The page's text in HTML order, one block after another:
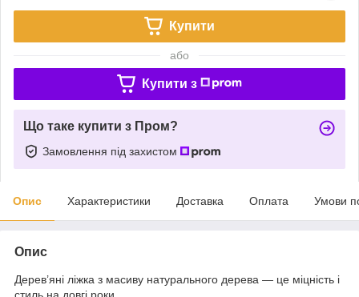
Купити
або
Купити з
Що таке купити з Пром?
Замовлення під захистом
Опис Характеристики Доставка Оплата Умови
Опис
Дерев’яні ліжка з масиву натурального дерева — це міцність і
стиль на довгі роки.